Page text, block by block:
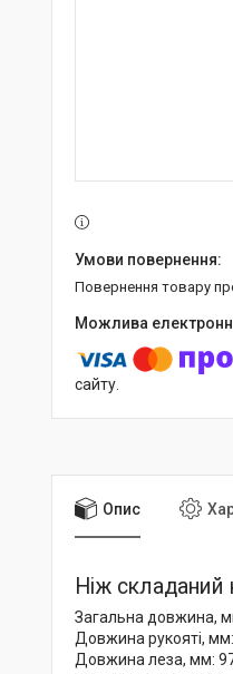
повернення товару
сайту.
Опис
Ніж складаний
Загальна довжина,
Довжина рукояті,
Довжина леза, мм: